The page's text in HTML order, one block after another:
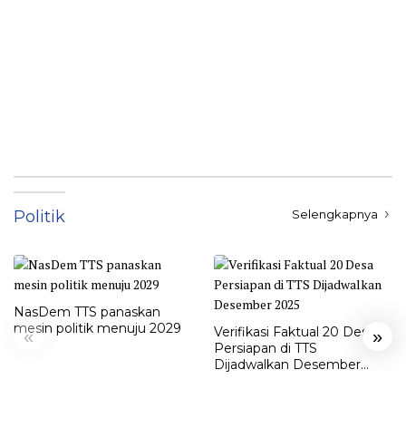
Politik Selengkapnya
« »
NasDem TTS panaskan
mesin politik menuju 2029
Verifikasi Faktual 20 Desa
Persiapan di TTS
Dijadwalkan Desember